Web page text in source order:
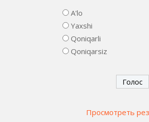
A'lo
Yaxshi
Qoniqarli
Qoniqarsiz
Просмотреть